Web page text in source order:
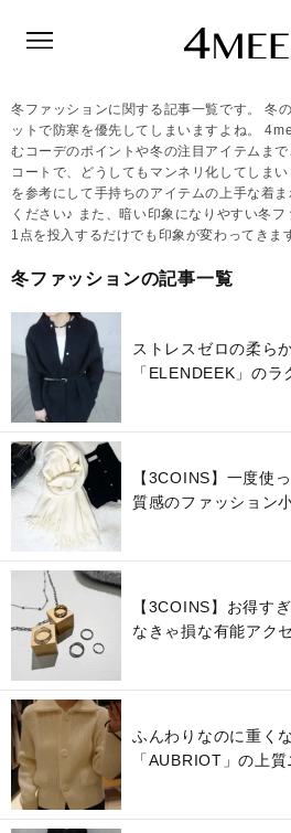
冬ファッションに関する記事一覧です。 冬
ットで防寒を優先してしまいますよね。
むコーデのポイントや冬の注目アイテムま
コートで、どうしてもマンネリ化してしま
を参考にして手持ちのアイテムの上手な着
ください♪ また、暗い印象になりやすい冬
1点を投入するだけでも印象が変わってきま
冬ファッションの記事一覧
ストレスゼロの柔ら
「ELENDEEK」の
【3COINS】一度使
質感のファッション
【3COINS】お得す
なきゃ損な有能アクセ
ふんわりなのに重く
「AUBRIOT」の上